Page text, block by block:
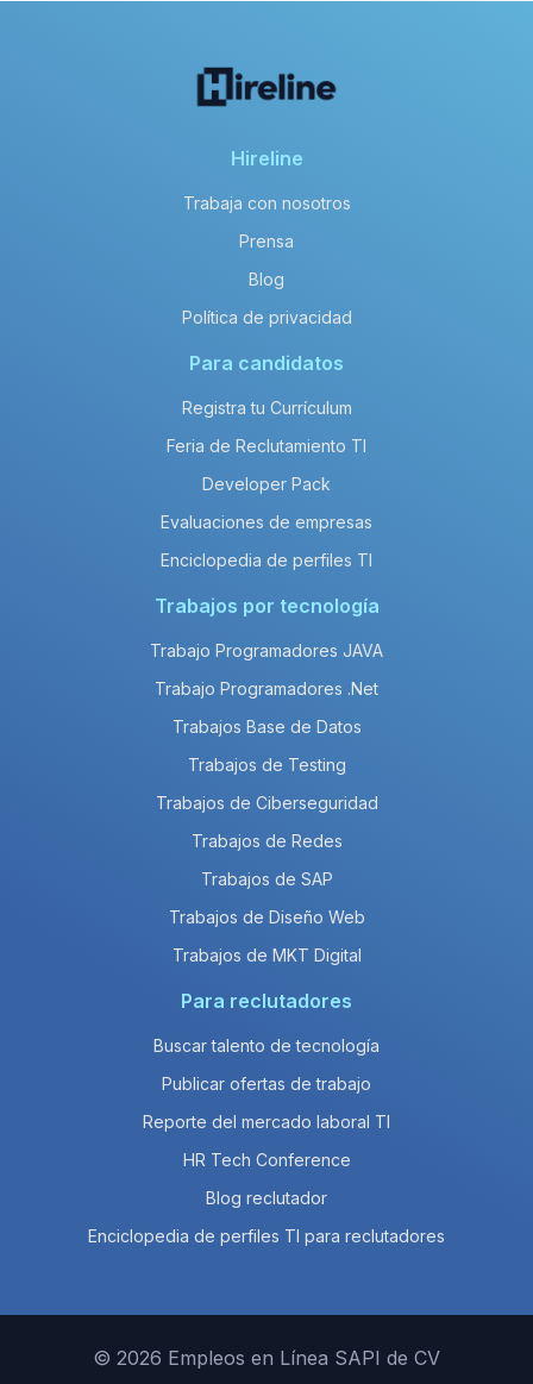
Hireline
Trabaja con nosotros
Prensa
Blog
Política de privacidad
Para candidatos
Registra tu Currículum
Feria de Reclutamiento TI
Developer Pack
Evaluaciones de empresas
Enciclopedia de perfiles TI
Trabajos por tecnología
Trabajo Programadores JAVA
Trabajo Programadores .Net
Trabajos Base de Datos
Trabajos de Testing
Trabajos de Ciberseguridad
Trabajos de Redes
Trabajos de SAP
Trabajos de Diseño Web
Trabajos de MKT Digital
Para reclutadores
Buscar talento de tecnología
Publicar ofertas de trabajo
Reporte del mercado laboral TI
HR Tech Conference
Blog reclutador
Enciclopedia de perfiles TI para reclutadores
© 2026 Empleos en Línea SAPI de CV